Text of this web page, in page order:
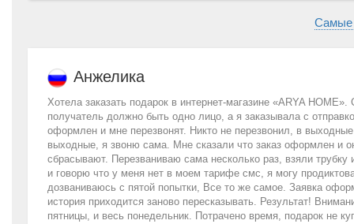
Самые
Анжелика
Хотела заказать подарок в интернет-магазине «ARYA
получатель должно быть одно лицо, а я заказывала с
оформлен и мне перезвонят. Никто не перезвонил, в
выходные, я звоню сама. Мне сказали что заказ оформлен и
сбрасывают. Перезваниваю сама несколько раз, взяли
и говорю что у меня нет в моем тарифе смс, я могу
дозваниваюсь с пятой попытки, Все то же самое. Заявка
история приходится заново пересказывать. Результат!
пятницы, и весь понедельник. Потрачено время, подарок не